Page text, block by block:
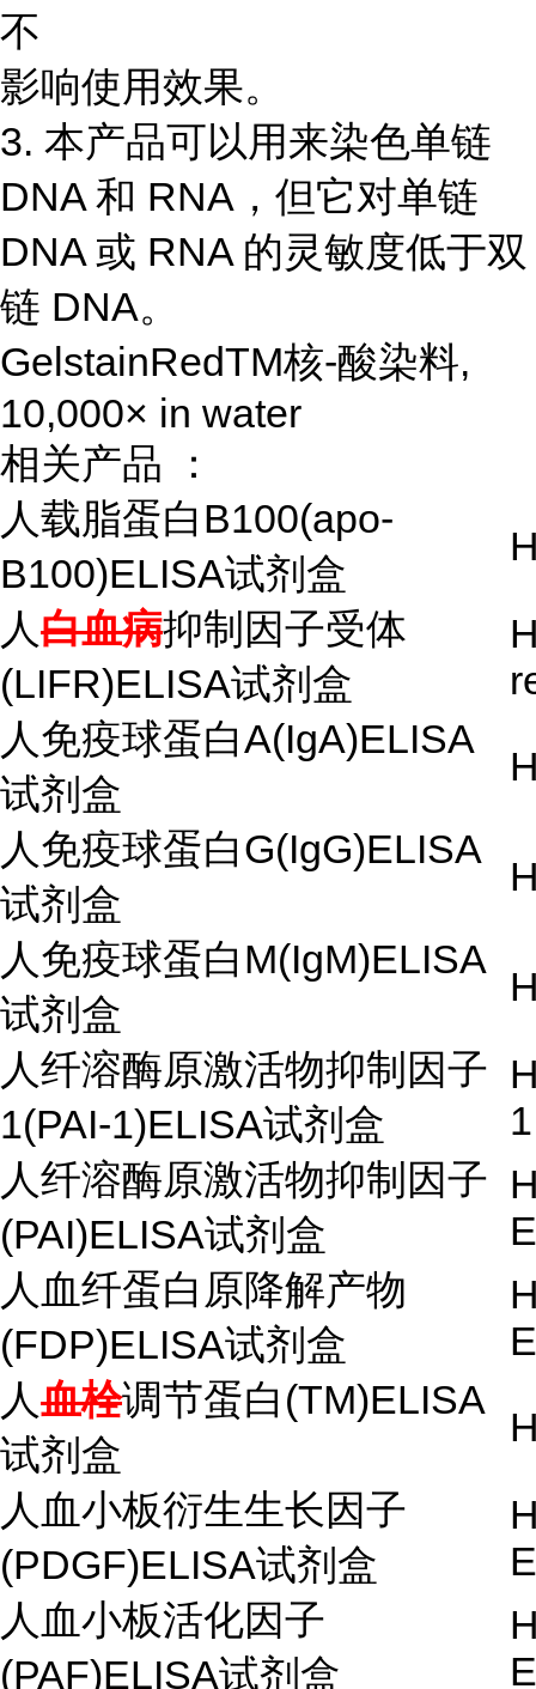
不
影响使用效果。
3. 本产品可以用来染色单链
DNA 和 RNA，但它对单链
DNA 或 RNA 的灵敏度低于双
链 DNA。
GelstainRedTM核-酸染料,
10,000× in water
相关产品 ：
人载脂蛋白B100(apo-
B100)ELISA试剂盒
人白血病抑制因子受体
(LIFR)ELISA试剂盒
人免疫球蛋白A(IgA)ELISA
试剂盒
人免疫球蛋白G(IgG)ELISA
试剂盒
人免疫球蛋白M(IgM)ELISA
试剂盒
人纤溶酶原激活物抑制因子
1(PAI-1)ELISA试剂盒
人纤溶酶原激活物抑制因子
(PAI)ELISA试剂盒
人血纤蛋白原降解产物
(FDP)ELISA试剂盒
人血栓调节蛋白(TM)ELISA
试剂盒
人血小板衍生生长因子
(PDGF)ELISA试剂盒
人血小板活化因子
(PAF)ELISA试剂盒